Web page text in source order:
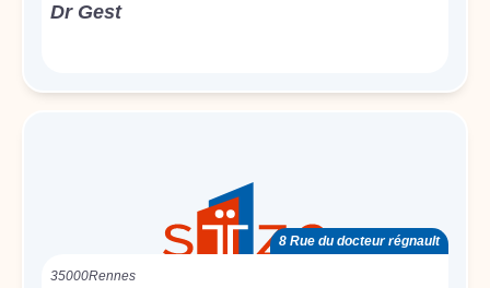
Dr Gest
8 Rue du docteur régnault
35000Rennes